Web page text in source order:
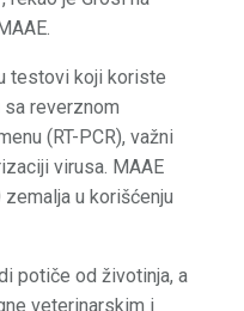
testovi koji koriste
sa reverznom
(RT-PCR), važni
virusa. MAAE
u korišćenju
potiče od životinja, a
veterinarskim i